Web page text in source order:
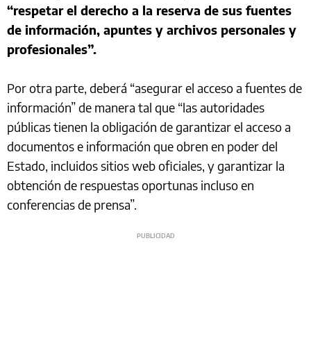
“respetar el derecho a la reserva de sus fuentes
de información, apuntes y archivos personales y
profesionales”.
Por otra parte, deberá “asegurar el acceso a fuentes de
información” de manera tal que “las autoridades
públicas tienen la obligación de garantizar el acceso a
documentos e información que obren en poder del
Estado, incluidos sitios web oficiales, y garantizar la
obtención de respuestas oportunas incluso en
conferencias de prensa”.